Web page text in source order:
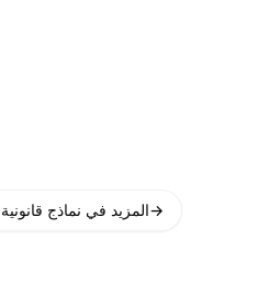
المزيد في نماذج→